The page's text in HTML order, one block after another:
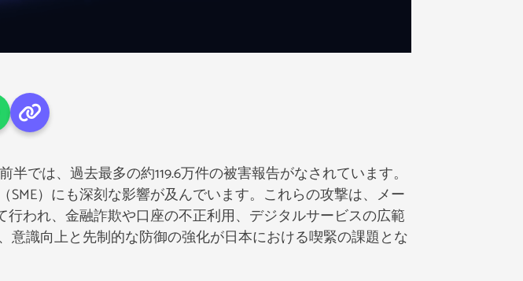
では、過去最多の約119.6万件の被害報告がなされています。
）にも深刻な影響が及んでいます。これらの攻撃は、メー
われ、金融詐欺や口座の不正利用、デジタルサービスの広範
識向上と先制的な防御の強化が日本における喫緊の課題とな